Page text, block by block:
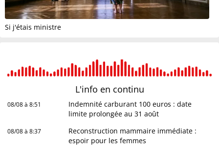
Si j'étais ministre
L'info en continu
08/08 à 8:51
Indemnité carburant 100 euros : date
limite prolongée au 31 août
08/08 à 8:37
Reconstruction mammaire immédiate :
espoir pour les femmes